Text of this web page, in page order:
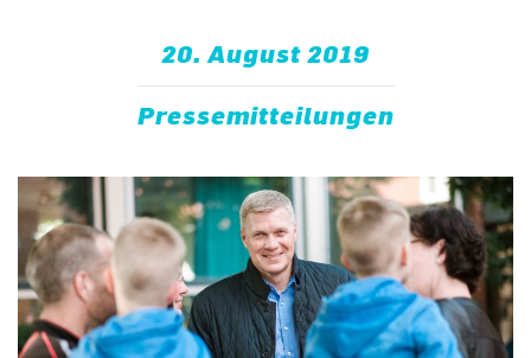
20. August 2019
Pressemitteilungen